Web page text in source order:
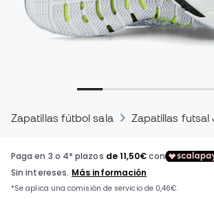
Zapatillas fútbol sala Zapatillas futsal